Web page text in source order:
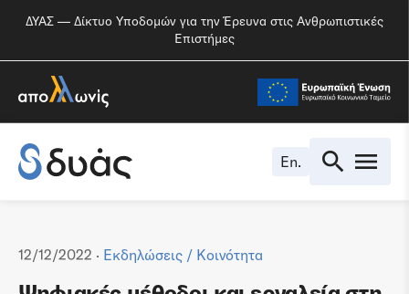
ΔΥΑΣ — Δίκτυο Υποδομών για την Έρευνα στις Ανθρωπιστικές
Επιστήμες
En.
12/12/2022 · Εκδηλώσεις / Κοινότητα